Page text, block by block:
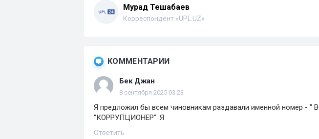
Мурад Тешабаев
Корреспондент «UPL.UZ»
КОММЕНТАРИИ
Бек Джан
8 сентября 2025 03:23
Я предложил бы всем чиновникам раздавали именной номер - "
"КОРРУПЦИОНЕР" .Я
Ответить